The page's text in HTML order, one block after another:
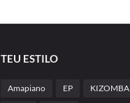
TEU ESTILO
Amapiano EP KIZOMBA